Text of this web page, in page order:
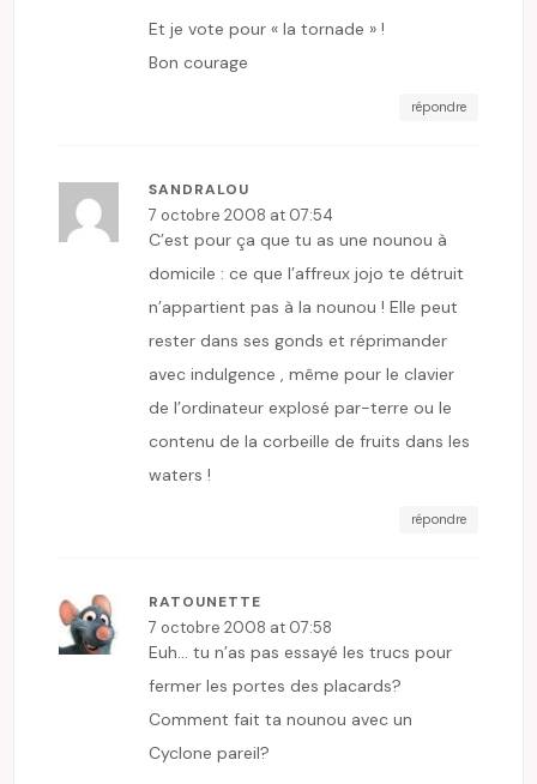
Et je vote pour « la tornade » !
Bon courage
répondre
SANDRALOU
7 octobre 2008 at 07:54
C’est pour ça que tu as une nounou à
domicile : ce que l’affreux jojo te détruit
n’appartient pas à la nounou ! Elle peut
rester dans ses gonds et réprimander
avec indulgence , même pour le clavier
de l’ordinateur explosé par-terre ou le
contenu de la corbeille de fruits dans les
waters !
répondre
RATOUNETTE
7 octobre 2008 at 07:58
Euh… tu n’as pas essayé les trucs pour
fermer les portes des placards?
Comment fait ta nounou avec un
Cyclone pareil?